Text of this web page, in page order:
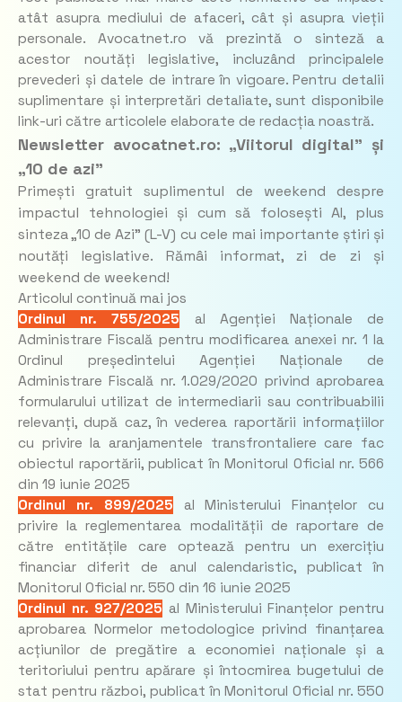
atât asupra mediului de afaceri, cât și asupra vieții
personale. Avocatnet.ro vă prezintă o sinteză a
acestor noutăți legislative, incluzând principalele
prevederi și datele de intrare în vigoare. Pentru detalii
suplimentare și interpretări detaliate, sunt disponibile
link-uri către articolele elaborate de redacția noastră.
Newsletter avocatnet.ro: „Viitorul digital” și
„10 de azi”
Primești gratuit suplimentul de weekend despre
impactul tehnologiei și cum să folosești AI, plus
sinteza „10 de Azi” (L-V) cu cele mai importante știri și
noutăți legislative. Rămâi informat, zi de zi și
weekend de weekend!
Articolul continuă mai jos
Ordinul nr. 755/2025 al Agenției Naționale de
Administrare Fiscală pentru modificarea anexei nr. 1 la
Ordinul președintelui Agenției Naționale de
Administrare Fiscală nr. 1.029/2020 privind aprobarea
formularului utilizat de intermediarii sau contribuabilii
relevanți, după caz, în vederea raportării informațiilor
cu privire la aranjamentele transfrontaliere care fac
obiectul raportării, publicat în Monitorul Oficial nr. 566
din 19 iunie 2025
Ordinul nr. 899/2025 al Ministerului Finanțelor cu
privire la reglementarea modalității de raportare de
către entitățile care optează pentru un exercițiu
financiar diferit de anul calendaristic, publicat în
Monitorul Oficial nr. 550 din 16 iunie 2025
Ordinul nr. 927/2025 al Ministerului Finanțelor pentru
aprobarea Normelor metodologice privind finanțarea
acțiunilor de pregătire a economiei naționale și a
teritoriului pentru apărare și întocmirea bugetului de
stat pentru război, publicat în Monitorul Oficial nr. 550